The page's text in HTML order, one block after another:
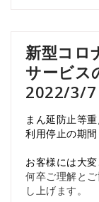
新型コロ
サービス
2022/3/7
まん延防止等
利用停止の期間
お客様には大
何卒ご理解と
し上げます。